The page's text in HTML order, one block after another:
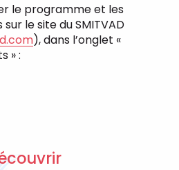
le programme et les
le site du SMITVAD
), dans l’onglet «
» :